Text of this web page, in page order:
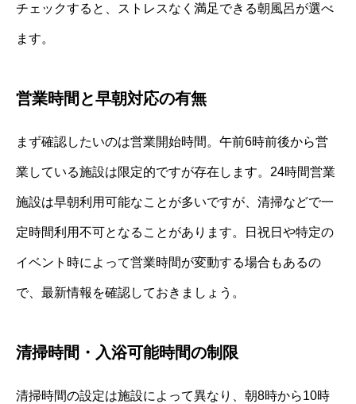
チェックすると、ストレスなく満足できる朝風呂が選べ
ます。
営業時間と早朝対応の有無
まず確認したいのは営業開始時間。午前6時前後から営
業している施設は限定的ですが存在します。24時間営業
施設は早朝利用可能なことが多いですが、清掃などで一
定時間利用不可となることがあります。日祝日や特定の
イベント時によって営業時間が変動する場合もあるの
で、最新情報を確認しておきましょう。
清掃時間・入浴可能時間の制限
清掃時間の設定は施設によって異なり、朝8時から10時